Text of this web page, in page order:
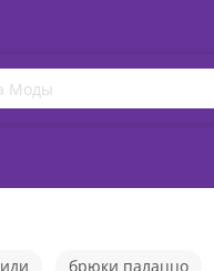
брюки палаццо